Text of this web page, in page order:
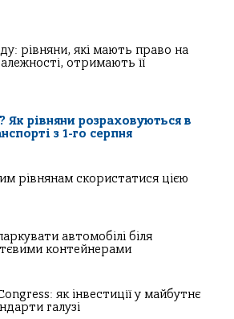
рівняни, які мають право на
отримають її
Як рівняни розраховуються в
з 1-го серпня
рівнянам скористатися цією
автомобілі біля
контейнерами
як інвестиції у майбутнє
галузі